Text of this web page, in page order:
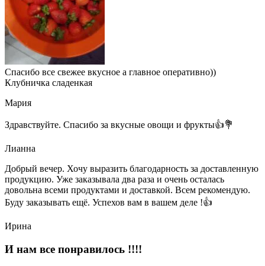
Спасибо все свежее вкусное а главное оперативно))
Клубничка сладенкая
Мария
Здравствуйте. Спасибо за вкусные овощи и фрукты👍💐
Лианна
Добрый вечер. Хочу выразить благодарность за доставленную
продукцию. Уже заказывала два раза и очень осталась
довольна всеми продуктами и доставкой. Всем рекомендую.
Буду заказывать ещё. Успехов вам в вашем деле !👍
Ирина
И нам все понравилось !!!!